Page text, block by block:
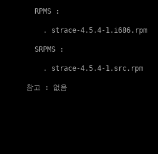
  RPMS :
    .
strace-4.5.4-1.i686.rpm
  SRPMS :
    .
strace-4.5.4-1.src.rpm
참고 : 없음